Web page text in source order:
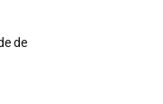
de